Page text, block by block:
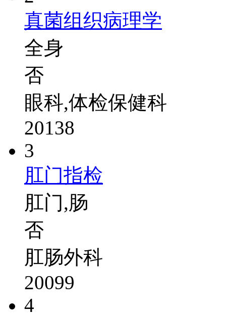
真菌组织病理学
全身
否
眼科,体检保健科
20138
3
肛门指检
肛门,肠
否
肛肠外科
20099
4